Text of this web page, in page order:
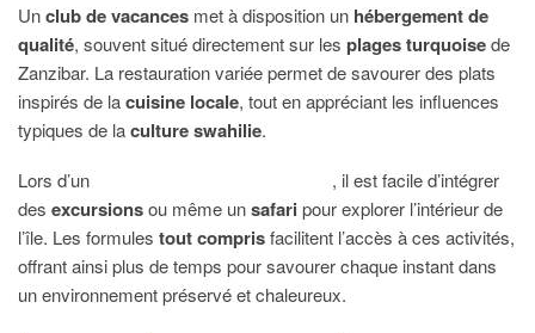
Unclub de vacances met à disposition un hébergement de
qualité, souvent situé directement sur les plages turquoisede
Zanzibar. La restauration variée permet de savourer des plats
inspirés de lacuisine locale, tout en appréciant les influences
typiques de laculture swahilie.
Lors d’un
, il est facile d’intégrer
des excursionsou même unsafari pour explorer l’intérieur de
l’île. Les formules tout comprisfacilitent l’accès à ces activités,
offrant ainsi plus de temps pour savourer chaque instant dans
un environnement préservé et chaleureux.